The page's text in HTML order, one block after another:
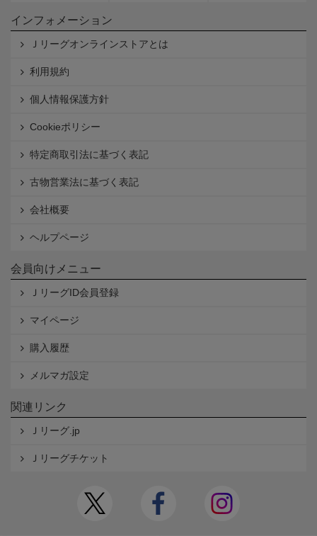
インフォメーション
Ｊリーグオンラインストアとは
利用規約
個人情報保護方針
Cookieポリシー
特定商取引法に基づく表記
古物営業法に基づく表記
会社概要
ヘルプページ
会員向けメニュー
ＪリーグID会員登録
マイページ
購入履歴
メルマガ設定
関連リンク
Ｊリーグ.jp
Ｊリーグチケット